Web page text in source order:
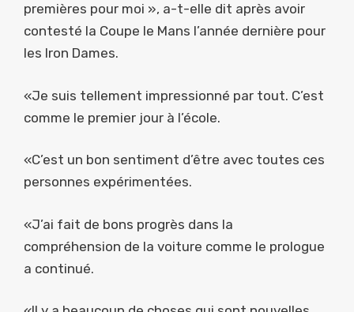
premières pour moi », a-t-elle dit après avoir
contesté la Coupe le Mans l’année dernière pour
les Iron Dames.
«Je suis tellement impressionné par tout. C’est
comme le premier jour à l’école.
«C’est un bon sentiment d’être avec toutes ces
personnes expérimentées.
«J’ai fait de bons progrès dans la
compréhension de la voiture comme le prologue
a continué.